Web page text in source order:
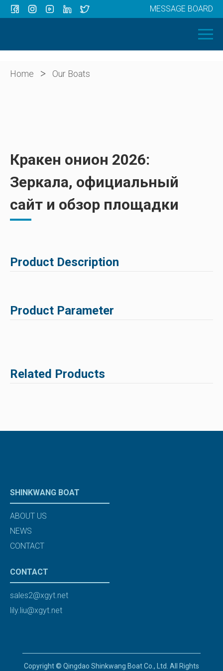
OUR BOATS
ABOUT US
MESSAGE BOARD
Home > Our Boats
Кракен онион 2026:
Зеркала, официальный
сайт и обзор площадки
Product Description
Product Parameter
Related Products
SHINKWANG BOAT
ABOUT US
NEWS
CONTACT
CONTACT
sales2@xgyt.net
lily.liu@xgyt.net
Copyright © Qingdao Shinkwang Boat Co., Ltd. All Rights